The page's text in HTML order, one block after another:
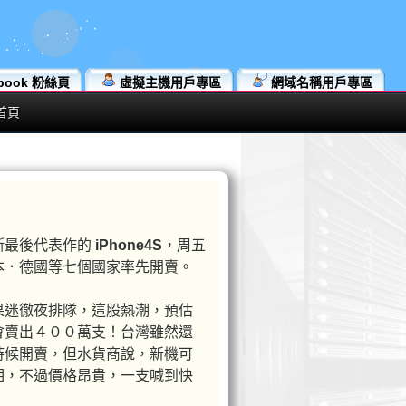
網域名稱用戶專區
虛擬主機用戶專區
粉絲頁
頁
後代表作的 iPhone4S ，周五
德國等七個國家率先開賣。
迷徹夜排隊，這股熱潮，預估
出４００萬支！台灣雖然還
候開賣，但水貨商說，新機可
，不過價格昂貴，一支喊到快